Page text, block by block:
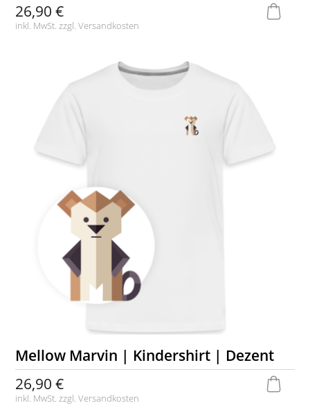
26,90 €
inkl. MwSt. zzgl.Versandkosten
Mellow Marvin | Kindershirt | Dezent
26,90 €
inkl. MwSt. zzgl.Versandkosten